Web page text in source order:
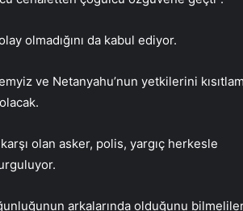
olmadığını da kabul ediyor.
ve Netanyahu’nun yetkilerini
olan asker, polis, yargıç herkesle
arkalarında olduğunu